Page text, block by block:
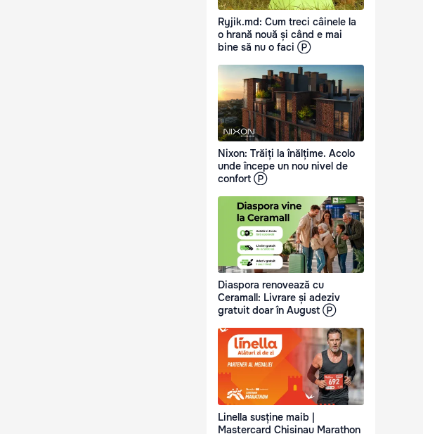
Ryjik.md: Cum treci câinele la
o hrană nouă și când e mai
bine să nu o faci Ⓟ
Nixon: Trăiți la înălțime. Acolo
unde începe un nou nivel de
confort Ⓟ
Diaspora renovează cu
Ceramall: Livrare și adeziv
gratuit doar în August Ⓟ
Linella susține maib |
Mastercard Chisinau Marathon